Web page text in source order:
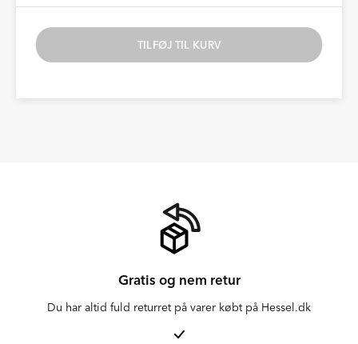
TILFØJ TIL KURV
Gratis og nem retur
Du har altid fuld returret på varer købt på Hessel.dk